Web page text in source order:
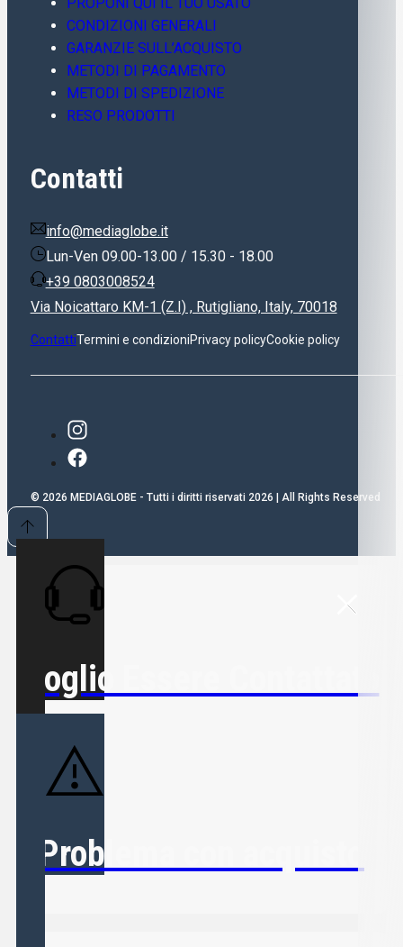
CONDIZIONI GENERALI
GARANZIE SULL’ACQUISTO
METODI DI PAGAMENTO
METODI DI SPEDIZIONE
RESO PRODOTTI
Contatti
info@mediaglobe.it
Lun-Ven 09.00-13.00 / 15.30 - 18.00
+39 0803008524
Via Noicattaro KM-1 (Z.I) , Rutigliano, Italy, 70018
ContattiTermini e condizioniPrivacy policyCookie policy
© 2026 MEDIAGLOBE - Tutti i diritti riservati 2026 | All Rights Reserved
Voglio Essere Contattato
Problema con acquisto